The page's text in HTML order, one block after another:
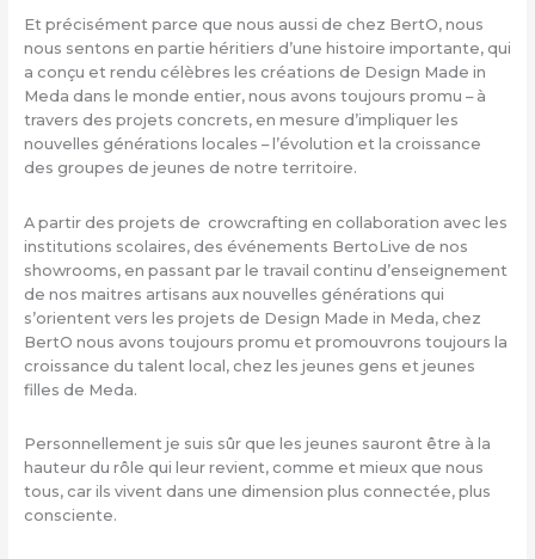
Et précisément parce que nous aussi de chez BertO, nous
nous sentons en partie héritiers d’une histoire importante, qui
a conçu et rendu célèbres les créations de Design Made in
Meda dans le monde entier, nous avons toujours promu – à
travers des projets concrets, en mesure d’impliquer les
nouvelles générations locales – l’évolution et la croissance
des groupes de jeunes de notre territoire.
A partir des projets de crowcrafting en collaboration avec les
institutions scolaires, des événements BertoLive de nos
showrooms, en passant par le travail continu d’enseignement
de nos maitres artisans aux nouvelles générations qui
s’orientent vers les projets de Design Made in Meda, chez
BertO nous avons toujours promu et promouvrons toujours la
croissance du talent local, chez les jeunes gens et jeunes
filles de Meda.
Personnellement je suis sûr que les jeunes sauront être à la
hauteur du rôle qui leur revient, comme et mieux que nous
tous, car ils vivent dans une dimension plus connectée, plus
consciente.